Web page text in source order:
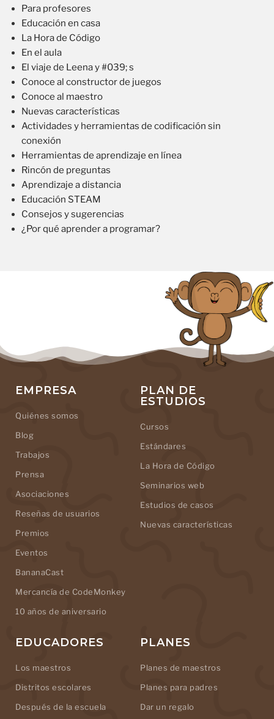
Para profesores
Educación en casa
La Hora de Código
En el aula
El viaje de Leena y #039; s
Conoce al constructor de juegos
Conoce al maestro
Nuevas características
Actividades y herramientas de codificación sin
conexión
Herramientas de aprendizaje en línea
Rincón de preguntas
Aprendizaje a distancia
Educación STEAM
Consejos y sugerencias
¿Por qué aprender a programar?
EMPRESA
Quiénes somos
Blog
Trabajos
Prensa
Asociaciones
Reseñas de usuarios
Premios
Eventos
BananaCast
Mercancía de CodeMonkey
10 años de aniversario
PLAN DE
ESTUDIOS
Cursos
Estándares
La Hora de Código
Seminarios web
Estudios de casos
Nuevas características
EDUCADORES
Los maestros
Distritos escolares
Después de la escuela
PLANES
Planes de maestros
Planes para padres
Dar un regalo